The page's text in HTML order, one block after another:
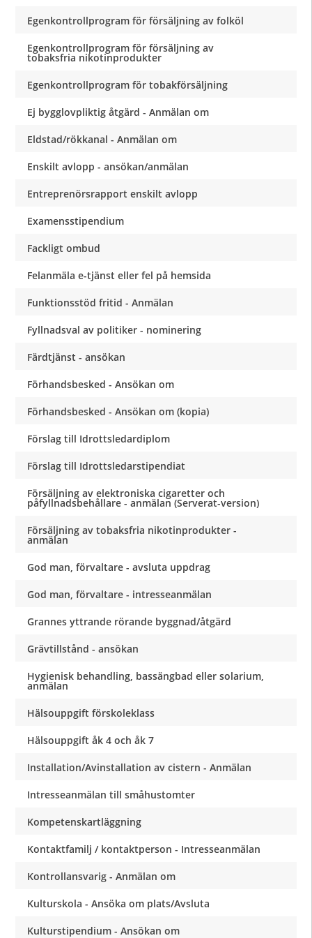
Egenkontrollprogram för försäljning av folköl
Egenkontrollprogram för försäljning av
tobaksfria nikotinprodukter
Egenkontrollprogram för tobakförsäljning
Ej bygglovpliktig åtgärd - Anmälan om
Eldstad/rökkanal - Anmälan om
Enskilt avlopp - ansökan/anmälan
Entreprenörsrapport enskilt avlopp
Examensstipendium
Fackligt ombud
Felanmäla e-tjänst eller fel på hemsida
Funktionsstöd fritid - Anmälan
Fyllnadsval av politiker - nominering
Färdtjänst - ansökan
Förhandsbesked - Ansökan om
Förhandsbesked - Ansökan om (kopia)
Förslag till Idrottsledardiplom
Förslag till Idrottsledarstipendiat
Försäljning av elektroniska cigaretter och
påfyllnadsbehållare - anmälan (Serverat-version)
Försäljning av tobaksfria nikotinprodukter -
anmälan
God man, förvaltare - avsluta uppdrag
God man, förvaltare - intresseanmälan
Grannes yttrande rörande byggnad/åtgärd
Grävtillstånd - ansökan
Hygienisk behandling, bassängbad eller solarium,
anmälan
Hälsouppgift förskoleklass
Hälsouppgift åk 4 och åk 7
Installation/Avinstallation av cistern - Anmälan
Intresseanmälan till småhustomter
Kompetenskartläggning
Kontaktfamilj / kontaktperson - Intresseanmälan
Kontrollansvarig - Anmälan om
Kulturskola - Ansöka om plats/Avsluta
Kulturstipendium - Ansökan om